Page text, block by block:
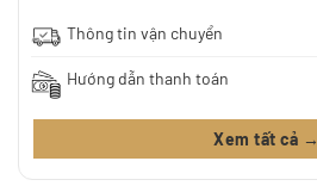
Thông tin vận chuyển
Hướng dẫn thanh toán
Xem tất cả →